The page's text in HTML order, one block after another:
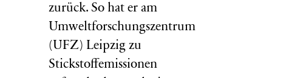
zurück. So hat er am
Umweltforschungszentrum
(UFZ) Leipzig zu
Stickstoffemissionen